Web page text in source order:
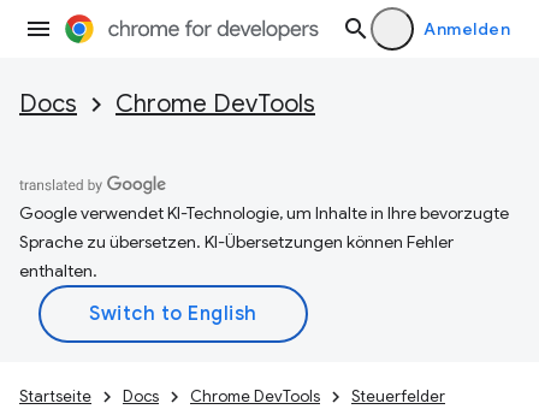
Anmelden
Docs Chrome DevTools
Google verwendet KI-Technologie, um Inhalte in Ihre bevorzugte
Sprache zu übersetzen. KI-Übersetzungen können Fehler
enthalten.
Startseite Docs Chrome DevTools Steuerfelder